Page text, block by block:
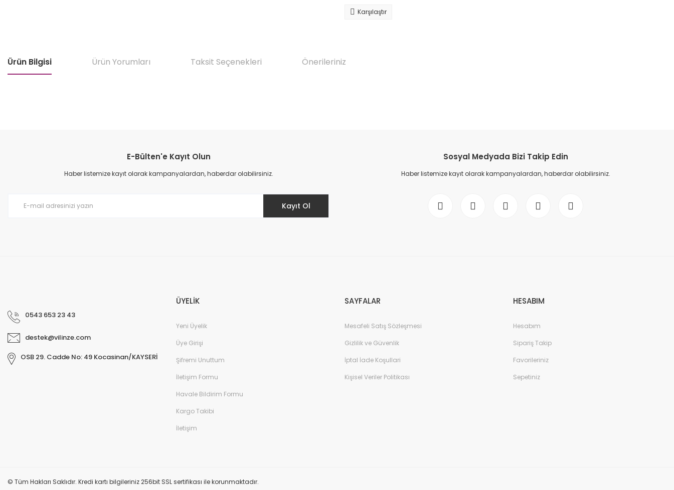
Karşılaştır
Ürün Bilgisi Ürün Yorumları Taksit Seçenekleri Önerileriniz
Ürün resmi kalitesiz, bozuk veya görüntülenemiyor.
Ürün açıklamasında eksik bilgiler bulunuyor.
E-Bülten'e Kayıt Olun
Haber listemize kayıt olarak kampanyalardan, haberdar olabilirsiniz.
Kayıt Ol
Sosyal Medyada Bizi Takip Edin
Haber listemize kayıt olarak kampanyalardan, haberdar olabilirsiniz.
0543 653 23 43
destek@vilinze.com
OSB 29. Cadde No: 49 Kocasinan/KAYSERİ
ÜYELİK
Yeni Üyelik
Üye Girişi
Şifremi Unuttum
İletişim Formu
Havale Bildirim Formu
Kargo Takibi
İletişim
SAYFALAR
Mesafeli Satış Sözleşmesi
Gizlilik ve Güvenlik
İptal İade Koşullari
Kişisel Veriler Politikası
HESABIM
Hesabım
Sipariş Takip
Favorileriniz
Sepetiniz
© Tüm Hakları Saklıdır. Kredi kartı bilgileriniz 256bit SSL sertifikası ile korunmaktadır.